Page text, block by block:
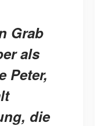
Grab
als
Peter,
die